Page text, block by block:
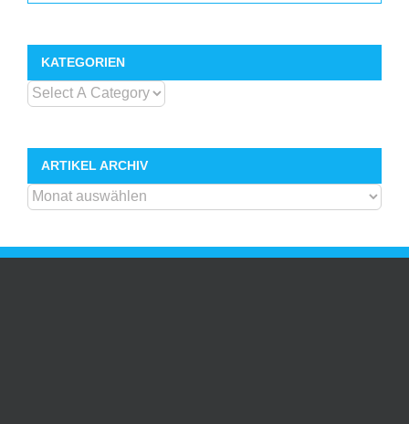
KATEGORIEN
ARTIKEL ARCHIV
ARTIKEL
ARCHIV